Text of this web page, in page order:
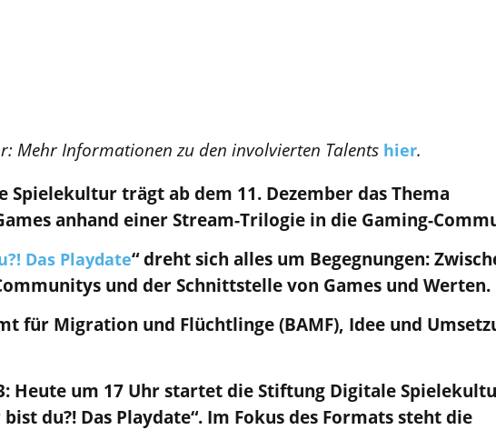
Mehr Informationen zu den involvierten Talents hier.
Spielekultur trägt ab dem 11. Dezember das Thema
anhand einer Stream-Trilogie in die Gaming-
Das Playdate“ dreht sich alles um Begegnungen:
und der Schnittstelle von Games und Werten.
für Migration und Flüchtlinge (BAMF), Idee und
Heute um 17 Uhr startet die Stiftung Digitale
du?! Das Playdate“. Im Fokus des Formats steht die